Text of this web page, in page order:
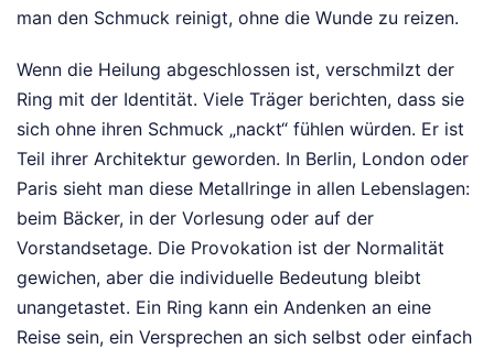
man den Schmuck reinigt, ohne die Wunde zu reizen.
Wenn die Heilung abgeschlossen ist, verschmilzt der
Ring mit der Identität. Viele Träger berichten, dass sie
sich ohne ihren Schmuck „nackt“ fühlen würden. Er ist
Teil ihrer Architektur geworden. In Berlin, London oder
Paris sieht man diese Metallringe in allen Lebenslagen:
beim Bäcker, in der Vorlesung oder auf der
Vorstandsetage. Die Provokation ist der Normalität
gewichen, aber die individuelle Bedeutung bleibt
unangetastet. Ein Ring kann ein Andenken an eine
Reise sein, ein Versprechen an sich selbst oder einfach